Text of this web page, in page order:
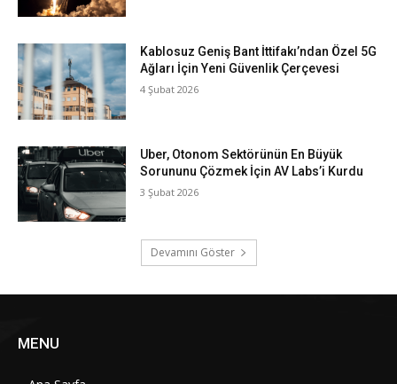
Kablosuz Geniş Bant İttifakı’ndan Özel 5G
Ağları İçin Yeni Güvenlik Çerçevesi
4 Şubat 2026
Uber, Otonom Sektörünün En Büyük
Sorununu Çözmek İçin AV Labs’i Kurdu
3 Şubat 2026
Devamını Göster
MENU